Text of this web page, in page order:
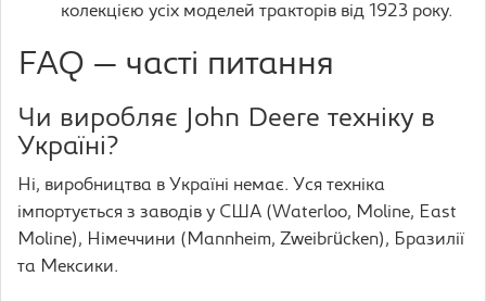
колекцією усіх моделей тракторів від 1923 року.
FAQ — часті питання
Чи виробляє John Deere техніку в
Україні?
Ні, виробництва в Україні немає. Уся техніка
імпортується з заводів у США (Waterloo, Moline, East
Moline), Німеччини (Mannheim, Zweibrücken), Бразилії
та Мексики.